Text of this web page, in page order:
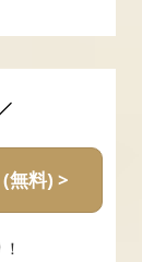
無料) >